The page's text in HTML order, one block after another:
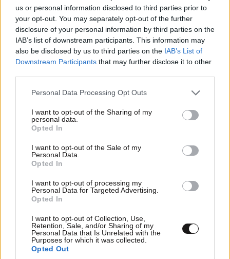
us or personal information disclosed to third parties prior to
your opt-out. You may separately opt-out of the further
disclosure of your personal information by third parties on the
IAB’s list of downstream participants. This information may
also be disclosed by us to third parties on the IAB’s List of
Downstream Participants that may further disclose it to other
Please note that this website/app uses one or more Google
not limited to your visit or usage behaviour. You may click to
grant or deny consent to Google and its third-party tags to
use your data for below specified purposes in below Google
consent section.
Personal Data Processing Opt Outs
I want to opt-out of the Sharing of my
personal data.
Opted In
I want to opt-out of the Sale of my
Personal Data.
Opted In
I want to opt-out of processing my
Personal Data for Targeted Advertising.
Opted In
I want to opt-out of Collection, Use,
Retention, Sale, and/or Sharing of my
Personal Data that Is Unrelated with the
Purposes for which it was collected.
Opted Out
ΠΡΟΣΘΗΚΗ
Επενδύουν ξένες κυβερνήσεις στην χώρα μας και όχι
Απαντήστε